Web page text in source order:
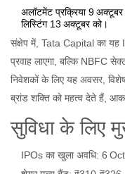
अलॉटमेंट प्रक्रिया 9
लिस्टिंग 13 अक्टूबर को।
संक्षेप में, Tata Capital का यह
प्रवाह लाएगा, बल्कि NBFC
निवेशकों के लिए यह अवसर,
ब्रांड शक्ति को महत्व देते हैं,
सुविधा के लिए
IPOs का खुला अवधि: 6